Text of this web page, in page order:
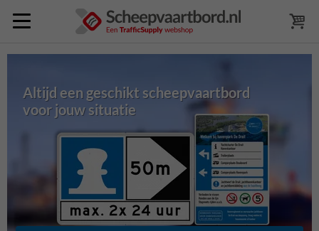
Altijd een geschikt scheepvaartbord
voor jouw situatie